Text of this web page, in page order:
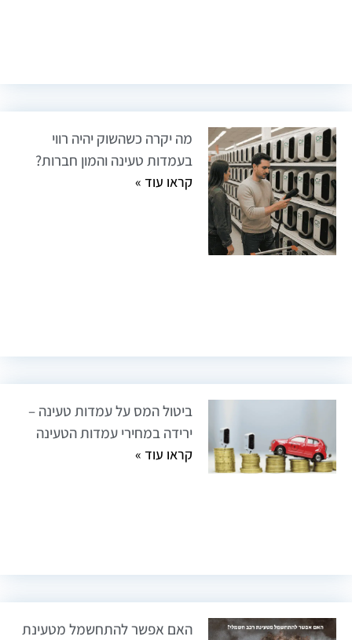
מה יקרה כשהשוק יהיה רווי
בעמדות טעינה והמון חברות?
קראו עוד »
ביטול המס על עמדות טעינה –
ירידה במחירי עמדות הטעינה
קראו עוד »
האם אפשר להתחשמל מטעינת